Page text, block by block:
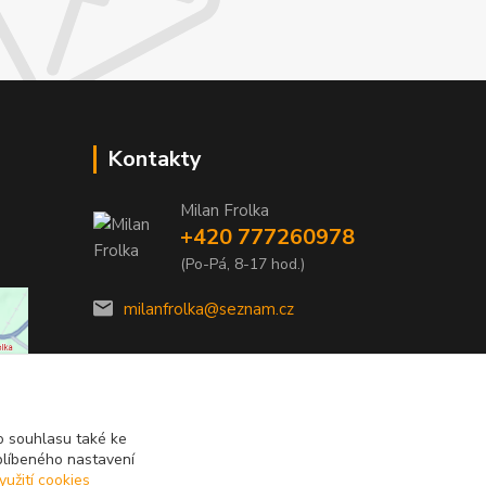
Kontakty
Milan Frolka
+420 777260978
(Po-Pá, 8-17 hod.)
milanfrolka@seznam.cz
souhlasu také ke
nastavení
cookies